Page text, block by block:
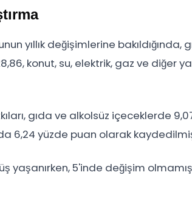
yıllık değişimlerine bakıldığında,
konut, su, elektrik, gaz ve diğer
gıda ve alkolsüz içeceklerde
6,24 yüzde puan olarak
5'inde değişim olmamış,